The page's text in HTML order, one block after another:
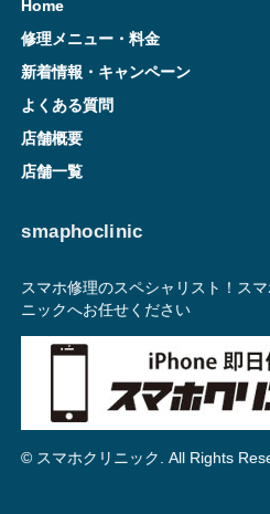
Home
修理メニュー・料金
新着情報・キャンペーン
よくある質問
店舗概要
店舗一覧
smaphoclinic
スマホ修理のスペシャリスト！ス
ニックへお任せください
© スマホクリニック. All Rights